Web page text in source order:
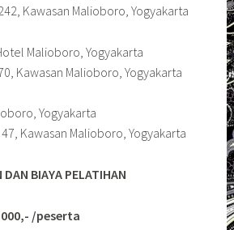
Kawasan Malioboro, Yogyakarta
Malioboro, Yogyakarta
Kawasan Malioboro, Yogyakarta
Yogyakarta
Kawasan Malioboro, Yogyakarta
BIAYA PELATIHAN
/peserta